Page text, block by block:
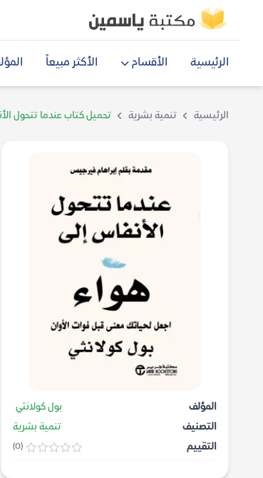
الرئيسية الأقسام الأكثر مبيعاً
الرئيسية تنمية بشرية تحميل كتاب عندما تتحول
المؤلف
بول كولانثي
التصنيف
تنمية بشرية
التقييم
(0)